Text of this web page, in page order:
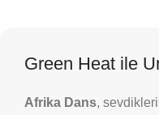
Green Heat ile
Afrika Dans,